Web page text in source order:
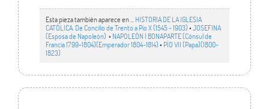
Esta pieza también aparece en ... HISTORIA DE LA IGLESIA
CATÓLICA. De Concilio de Trento a Pío X (1545 - 1903)•JOSEFINA
(Esposa de Napoleón) • NAPOLEÓN I BONAPARTE (Cónsul de
Francia 1799-1804)(Emperador 1804-1814)• PÍO VII (Papa)(1800-
1823)